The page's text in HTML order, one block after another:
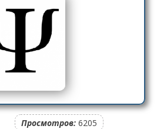
Просмотров: 6205